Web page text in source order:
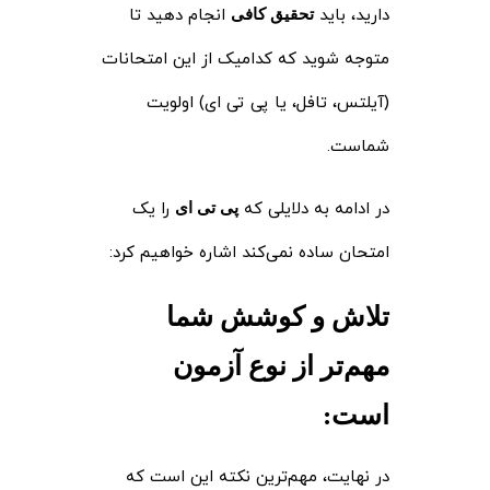
دارید، بایدتحقیق کافی انجام دهید تا
متوجه شوید که کدامیک از این امتحانات
(آیلتس، تافل، یا پی تی ای) اولویت
شماست.
در ادامه به دلایلی کهپی تی ای را یک
امتحان ساده نمی‌کند اشاره خواهیم کرد:
تلاش و کوشش شما
مهم‌تر از نوع آزمون
است:
در نهایت، مهم‌ترین نکته این است که